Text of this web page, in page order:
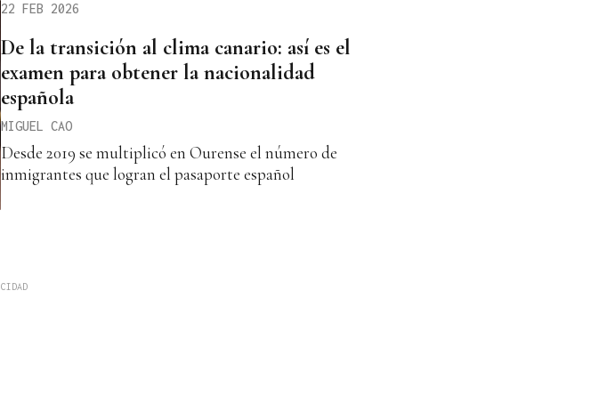
22 FEB 2026
De la transición al clima canario: así es el
examen para obtener la nacionalidad
española
MIGUEL CAO
Desde 2019 se multiplicó en Ourense el número de
inmigrantes que logran el pasaporte español